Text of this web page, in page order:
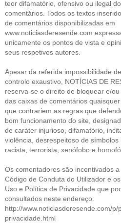
teor difamatório, ofensivo ou ilegal
comentários. Todos os textos
de comentários disponibilizadas em
www.noticiasderesende.com
unicamente os pontos de vista e
seus respetivos autores.
Apesar da referida impossibilidade
controlo exaustivo, NOTÍCIAS DE
reserva-se o direito de bloquear e/
das caixas de comentários
que contrariem as regras que
bom funcionamento do site,
de caráter injurioso, difamatório,
violência, desrespeitoso de símbolos
racista, terrorista, xenófobo e
Os comentadores são incentivados
Código de Conduta do Utilizador e
Uso e Política de Privacidade que
consultados neste endereço:
http://www.noticiasderesende.com/p/
privacidade.html